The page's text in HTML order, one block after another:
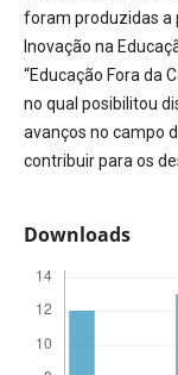
foram produzidas a
Inovação na
“Educação Fora da
no qual posibilitou
avanços no campo
contribuir para os
Downloads